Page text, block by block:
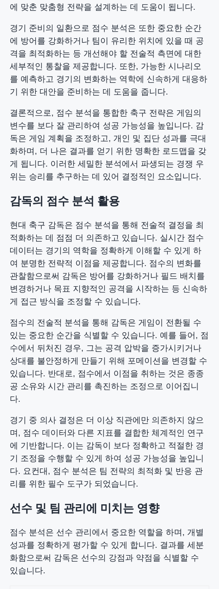
에 맞춘 맞춤형 전략을 설계하는 데 도움이 됩니다.
경기 준비의 일환으로 점수 분석은 또한 중요한 순간
에 방어를 강화하거나 팀이 유리한 위치에 있을 때 공
격을 최적화하는 등 개선해야 할 전술적 측면에 대한
세부적인 통찰을 제공합니다. 또한, 가능한 시나리오
를 예측하고 경기의 변화하는 역학에 신속하게 대응하
기 위한 대안을 준비하는 데 도움을 줍니다.
결론적으로, 점수 분석을 통합한 축구 전략은 게임의
변수를 보다 잘 관리하여 성공 가능성을 높입니다. 감
독은 게임 계획을 조정하고, 개인 및 집단 성과를 극대
화하며, 더 나은 결과를 얻기 위한 명확한 로드맵을 갖
게 됩니다. 이러한 세밀한 분석에서 파생되는 경쟁 우
위는 승리를 추구하는 데 있어 결정적인 요소입니다.
감독의 점수 분석 활용
현대 축구 감독은 점수 분석을 통해 전술적 결정을 최
적화하는 데 점점 더 의존하고 있습니다. 실시간 점수
데이터는 경기의 역학을 정확하게 이해할 수 있게 하
여 분명한 전략적 이점을 제공합니다. 점수의 변화를
관찰함으로써 감독은 방어를 강화하거나 필드 배치를
변경하거나 목표 지향적인 공격을 시작하는 등 신속하
게 접근 방식을 조정할 수 있습니다.
점수의 전술적 분석을 통해 감독은 게임이 전환될 수
있는 중요한 순간을 식별할 수 있습니다. 예를 들어, 점
수에서 뒤처진 경우, 그는 공격 압박을 증가시키거나
상대를 불안정하게 만들기 위해 포메이션을 변경할 수
있습니다. 반대로, 점수에서 이점을 취하는 것은 종종
공 소유와 시간 관리를 촉진하는 조정으로 이어집니
다.
경기 중 의사 결정은 더 이상 직관에만 의존하지 않으
며, 점수 데이터와 다른 지표를 결합한 체계적인 연구
에 기반합니다. 이는 감독이 보다 정확하고 적절한 경
기 조정을 수행할 수 있게 하여 성공 가능성을 높입니
다. 요컨대, 점수 분석은 팀 전략의 최적화 및 반응 관
리를 위한 필수 도구가 되었습니다.
선수 및 팀 관리에 미치는 영향
점수 분석은 선수 관리에서 중요한 역할을 하며, 개별
성과를 정확하게 평가할 수 있게 합니다. 결과를 세분
화함으로써 감독은 선수의 강점과 약점을 식별할 수
있습니다.